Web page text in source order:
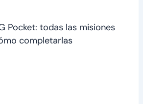
Pocket: todas las misiones
completarlas